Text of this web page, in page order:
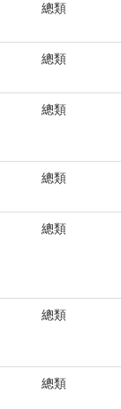
總類
總類
總類
總類
總類
總類
總類